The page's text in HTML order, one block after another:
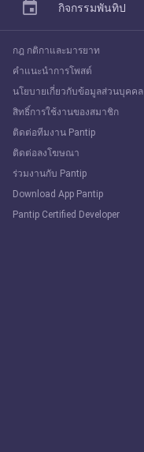
Explore
กิจกรรมพันทิป
กฎ กติกาและมารยาท
คำแนะนำการโพสต์
นโยบายเกี่ยวกับข้อมูลส่วนบุคคล
สิทธิ์การใช้งานของสมาชิก
ติดต่อทีมงาน Pantip
ติดต่อลงโฆษณา
ร่วมงานกับ Pantip
Download App Pantip
Pantip Certified Developer